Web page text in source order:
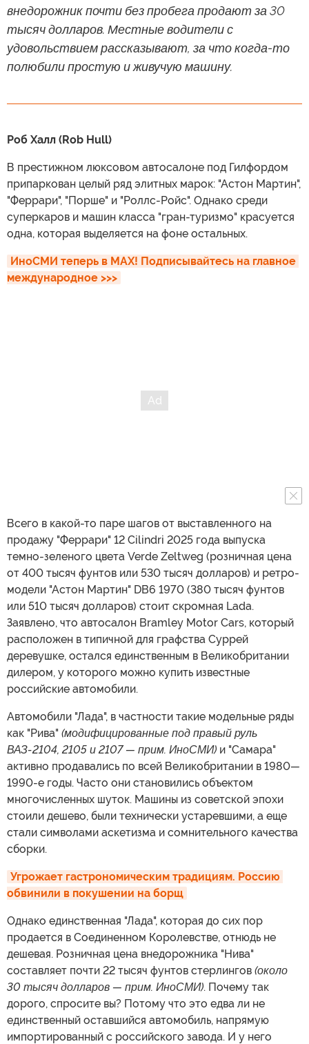
внедорожник почти без пробега продают за 30
тысяч долларов. Местные водители с
удовольствием рассказывают, за что когда-то
полюбили простую и живучую машину.
Роб Халл (Rob Hull)
В престижном люксовом автосалоне под Гилфордом
припаркован целый ряд элитных марок: "Астон Мартин",
"Феррари", "Порше" и "Роллс-Ройс". Однако среди
суперкаров и машин класса "гран-туризмо" красуется
одна, которая выделяется на фоне остальных.
ИноСМИ теперь в MAX! Подписывайтесь на главное
международное >>>
Всего в какой-то паре шагов от выставленного на
продажу "Феррари" 12 Cilindri 2025 года выпуска
темно-зеленого цвета Verde Zeltweg (розничная цена
от 400 тысяч фунтов или 530 тысяч долларов) и ретро-
модели "Астон Мартин" DB6 1970 (380 тысяч фунтов
или 510 тысяч долларов) стоит скромная Lada.
Заявлено, что автосалон Bramley Motor Cars, который
расположен в типичной для графства Суррей
деревушке, остался единственным в Великобритании
дилером, у которого можно купить известные
российские автомобили.
Автомобили "Лада", в частности такие модельные ряды
как "Рива" (модифицированные под правый руль
ВАЗ-2104, 2105 и 2107 — прим. ИноСМИ) и "Самара"
активно продавались по всей Великобритании в 1980—
1990-е годы. Часто они становились объектом
многочисленных шуток. Машины из советской эпохи
стоили дешево, были технически устаревшими, а еще
стали символами аскетизма и сомнительного качества
сборки.
Угрожает гастрономическим традициям. Россию
обвинили в покушении на борщ
Однако единственная "Лада", которая до сих пор
продается в Соединенном Королевстве, отнюдь не
дешевая. Розничная цена внедорожника "Нива"
составляет почти 22 тысяч фунтов стерлингов (около
30 тысяч долларов — прим. ИноСМИ). Почему так
дорого, спросите вы? Потому что это едва ли не
единственный оставшийся автомобиль, напрямую
импортированный с российского завода. И у него